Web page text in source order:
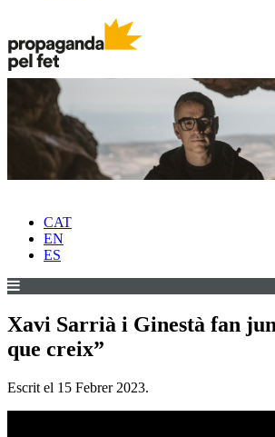
CAT
EN
ES
Xavi Sarrià i Ginestà fan
que creix”
Escrit el 15 Febrer 2023.